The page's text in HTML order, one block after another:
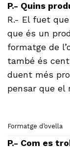
P.- Quins
R.- El fuet
que és un
formatge de
també és
duent més
pensar que el
Formatge d’ovella
P.- Com es